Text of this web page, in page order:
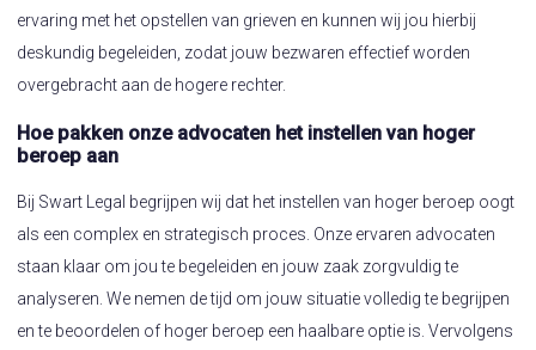
ervaring met het opstellen van grieven en kunnen wij jou hierbij
deskundig begeleiden, zodat jouw bezwaren effectief worden
overgebracht aan de hogere rechter.
Hoe pakken onze advocaten het instellen van hoger
beroep aan
Bij Swart Legal begrijpen wij dat het instellen van hoger beroep oogt
als een complex en strategisch proces. Onze ervaren advocaten
staan klaar om jou te begeleiden en jouw zaak zorgvuldig te
analyseren. We nemen de tijd om jouw situatie volledig te begrijpen
en te beoordelen of hoger beroep een haalbare optie is. Vervolgens